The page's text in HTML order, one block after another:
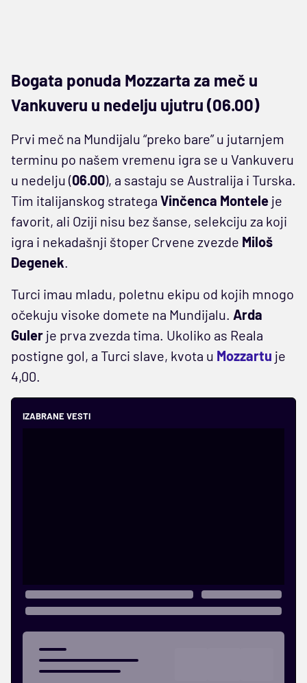
Bogata ponuda Mozzarta za meč u
Vankuveru u nedelju ujutru (06.00)
Prvi meč na Mundijalu “preko bare” u jutarnjem
terminu po našem vremenu igra se u Vankuveru
u nedelju (06.00), a sastaju se Australija i Turska.
Tim italijanskog stratega Vinčenca Montele je
favorit, ali Oziji nisu bez šanse, selekciju za koji
igra i nekadašnji štoper Crvene zvezde Miloš
Degenek.
Turci imau mladu, poletnu ekipu od kojih mnogo
očekuju visoke domete na Mundijalu. Arda
Guler je prva zvezda tima. Ukoliko as Reala
postigne gol, a Turci slave, kvota u Mozzartu je
4,00.
IZABRANE VESTI